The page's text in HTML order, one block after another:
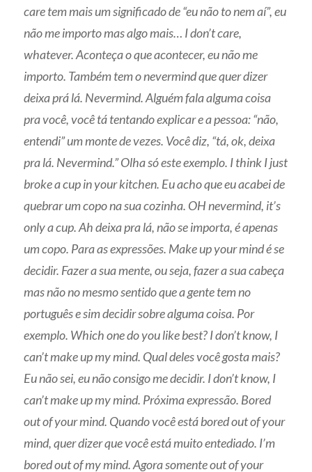
care tem mais um significado de “eu não to nem aí”, eu
não me importo mas algo mais… I don’t care,
whatever. Aconteça o que acontecer, eu não me
importo. Também tem o nevermind que quer dizer
deixa prá lá. Nevermind. Alguém fala alguma coisa
pra você, você tá tentando explicar e a pessoa: “não,
entendi” um monte de vezes. Você diz, “tá, ok, deixa
pra lá. Nevermind.” Olha só este exemplo. I think I just
broke a cup in your kitchen. Eu acho que eu acabei de
quebrar um copo na sua cozinha. OH nevermind, it’s
only a cup. Ah deixa pra lá, não se importa, é apenas
um copo. Para as expressões. Make up your mind é se
decidir. Fazer a sua mente, ou seja, fazer a sua cabeça
mas não no mesmo sentido que a gente tem no
português e sim decidir sobre alguma coisa. Por
exemplo. Which one do you like best? I don’t know, I
can’t make up my mind. Qual deles você gosta mais?
Eu não sei, eu não consigo me decidir. I don’t know, I
can’t make up my mind. Próxima expressão. Bored
out of your mind. Quando você está bored out of your
mind, quer dizer que você está muito entediado. I’m
bored out of my mind. Agora somente out of your